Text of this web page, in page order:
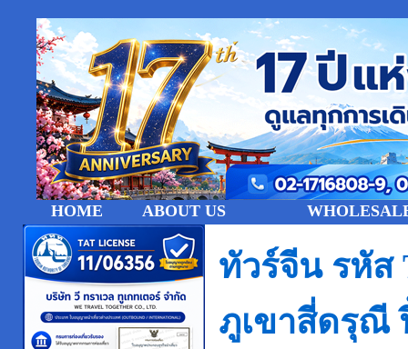
HOME ABOUT US
ทัวร์จีน รหัส
ภูเขาสี่ดรุณี